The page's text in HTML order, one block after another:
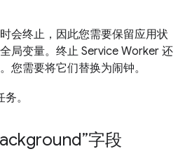
会终止，因此您需要保留应用状
局变量。终止 Service Worker 还
您需要将它们替换为闹钟。
。
字段